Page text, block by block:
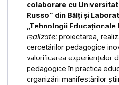
colaborare cu
Russo” din Bălți și
„Tehnologii
realizate: proiectarea,
cercetărilor pedagogice
valorificarea experiențelor
pedagogice în practica
organizării manifestărilor